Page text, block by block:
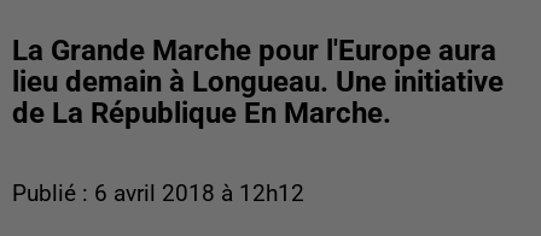
La Grande Marche pour l'Europe aura
lieu demain à Longueau. Une initiative
de La République En Marche.
Publié : 6 avril 2018 à 12h12